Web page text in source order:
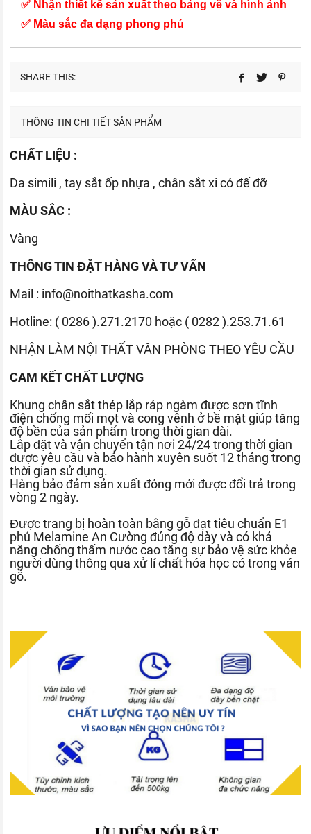
✅ Nhận thiết kế sản xuất theo bảng vẽ và hình ảnh
✅ Màu sắc đa dạng phong phú
SHARE THIS:
THÔNG TIN CHI TIẾT SẢN PHẨM
CHẤT LIỆU :
Da simili , tay sắt ốp nhựa , chân sắt xi có đế đỡ
MÀU SẮC :
Vàng
THÔNG TIN ĐẶT HÀNG VÀ TƯ VẤN
Mail : info@noithatkasha.com
Hotline: ( 0286 ).271.2170 hoặc ( 0282 ).253.71.61
NHẬN LÀM NỘI THẤT VĂN PHÒNG THEO YÊU CẦU
CAM KẾT CHẤT LƯỢNG
Khung chân sắt thép lắp ráp ngàm được sơn tĩnh
điện chống mối mọt và cong vênh ở bề mặt giúp tăng
độ bền của sản phẩm trong thời gian dài.
Lắp đặt và vận chuyển tận nơi 24/24 trong thời gian
được yêu cầu và bảo hành xuyên suốt 12 tháng trong
thời gian sử dụng.
Hàng bảo đảm sản xuất đóng mới được đổi trả trong
vòng 2 ngày.
Được trang bị hoàn toàn bằng gỗ đạt tiêu chuẩn E1
phủ Melamine An Cường đúng độ dày và có khả
năng chống thấm nước cao tăng sự bảo vệ sức khỏe
người dùng thông qua xử lí chất hóa học có trong ván
gỗ.